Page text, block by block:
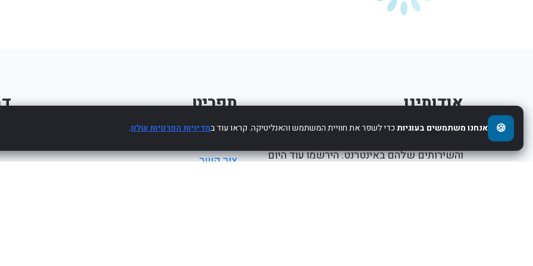
אודותינו
והשירותים שלהם באינטרנט. הירשמו עוד היום
תפריט
צור קשר
🍪 אנחנו משתמשים בעוגיותכדי לשפר את חוויית המשתמש והאנליטיקה. קראו עוד במדיניות הפרטיות שלנו.